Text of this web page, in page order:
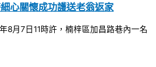
心關懷成功護送老翁返家
8月7日11時許，楠梓區加昌路巷內一名